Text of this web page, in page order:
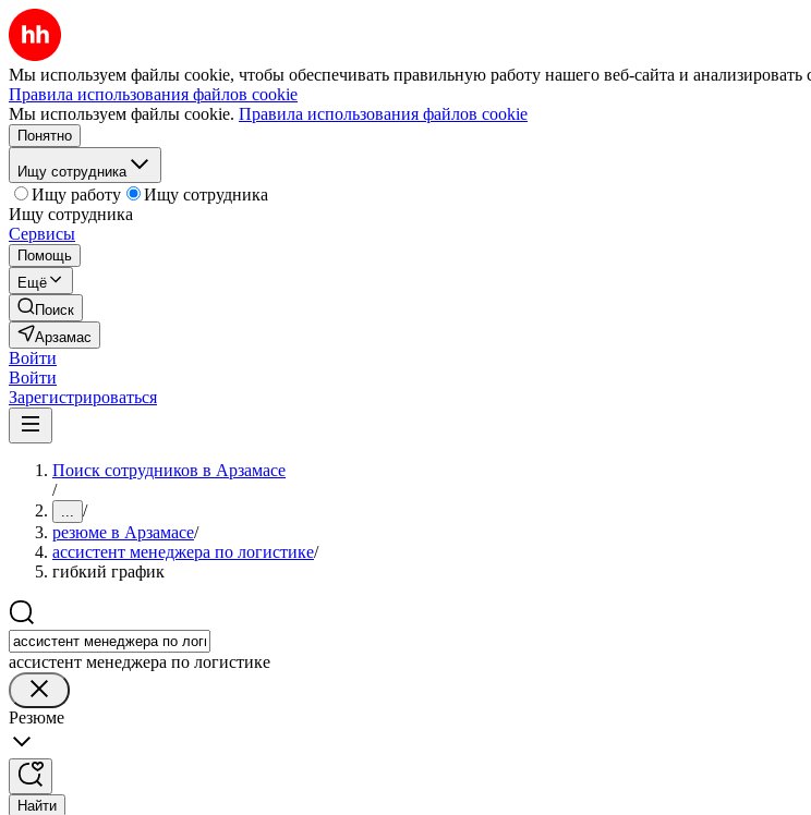
Мы используем файлы cookie, чтобы обеспечивать правильную работу нашего веб-сайта и анализировать
Правила использования файлов cookie
Мы используем файлы cookie. Правила использования файлов cookie
Понятно
Ищу сотрудника
Ищу работу
Ищу сотрудника
Ищу сотрудника
Сервисы
Помощь
Ещё
Поиск
Арзамас
Войти
Войти
Зарегистрироваться
Поиск сотрудников в Арзамасе
/
... /
резюме в Арзамасе/
ассистент менеджера по логистике/
гибкий график
ассистент менеджера по логистике
Резюме
Найти